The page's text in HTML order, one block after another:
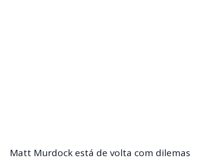
Matt Murdock está de volta com dilemas